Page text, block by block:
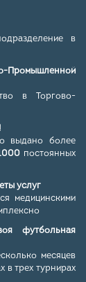
в
Промышленной
в Торгово-
выдано более
постоянных
услуг
медицинскими
футбольная
месяцев
в трех турнирах